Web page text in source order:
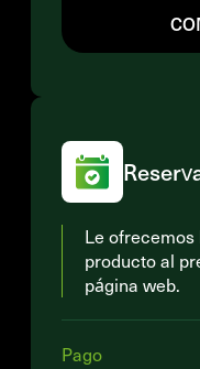
Le
producto al
página web.
Pago